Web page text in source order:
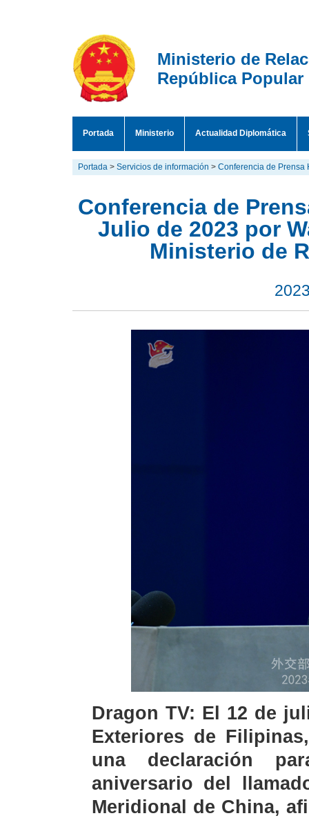
Ministerio de
República Popular
Portada Ministerio Actualidad Diplomática
Portada > Servicios de información > Conferencia de Prensa
Conferencia de
Julio de 2023 por
Ministerio de
Dragon TV: El 12 de
Exteriores de
una declaración
aniversario del
Meridional de China,